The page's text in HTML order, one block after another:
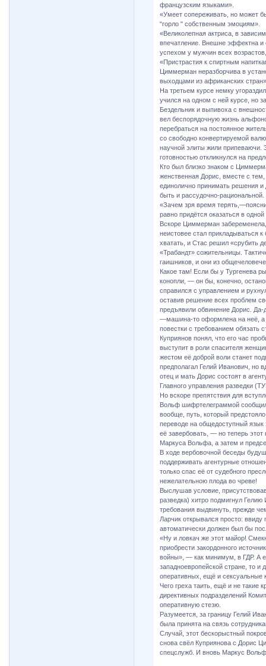
французским языками».
«Умеет сопереживать, но может
“горло " собственным эмоциям».
«Великолепная актриса, в
впечатление. Внешне эффектна и
успехом у мужчин всех
«Пристрастия к спиртным
Циммерман неразборчива в
выходцами из африканских
На третьем курсе немку
учился на одном с ней курсе, но
Бездельник и выпивоха с
вел беспорядочную жизнь
перебраться на постоянное
со свободно конвертируемой
научной элиты жили
готовностью откликнулся на
Кто был близко знаком с
женственная Дорис, вместе с
единолично принимать решения и
быть и рассудочно-рациональной.
«Зачем зря время
равно придётся оказаться в
Вскоре Циммерман
неистовее стал прикладываться
хватать, и Стас решил «срубить
«Трабандт» сожительницы.
гаишников, и они из
Какое там! Если бы у Тургенева
конопли, — он бы, конечно,
справился с управлением и
оставив решение всех проблем
предъявили обвинение Дорис.
—машина-то оформлена на неё, а
повестки с требованием обязать
Куприянов понял, что его час
выступит в роли спасителя
жестом её доброй воли станет
предполагал Гелий Иванович, но
отец и мать Дорис состоят в
Главного управления разведки
Но вскоре препятствия для
Вольф шифртелеграммой
вообще, путь, который
переводе на общедоступный
её завербовать, — но теперь
Маркуса Вольфа, а затем и
В ходе вербовочной беседы
поддерживать агентурные
только спас её от судебного
нежелательною плода во чреве!
Выслушав условие,
разведка) хитро подмигнул Гелию
требования выдвинуть, прежде
Ларчик открывался просто:
автоматически должен был бы
«Ну и ловкач же этот майор!
приобрести закордонного
войны», — как минимум, в ГДР. А
западноевропейской стране, то
оперативных, ещё и сексуальные
Чего греха таить, ещё и не такие
директивных подразделений
оперативную стезю.
Разумеется, за границу Гелий
была принята на связь
Случай, этот бескорыстный
снова свёл Куприянова с Дорис
спецслужб. И вновь Маркус